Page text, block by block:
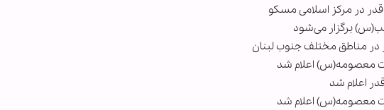
در مرکز اسلامی مسکو
برگزار می‌شود
در مناطق مختلف جنوب لبنان
معصومه(س) اعلام شد
اعلام شد
معصومه(س) اعلام شد